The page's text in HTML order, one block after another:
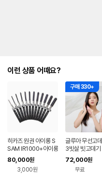
이런 상품 어때요?
히카즈 원권 아이롱 S
SAM IR1000+아이롱
꼬리빗
80,000원
3,000원
구매 330+
글루아 무선고
3빗살 빗고데
플라즈마 헤어 브
스타일러 매직기
72,000원
무료